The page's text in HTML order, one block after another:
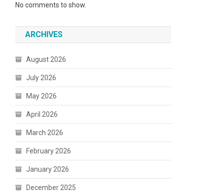
No comments to show.
ARCHIVES
August 2026
July 2026
May 2026
April 2026
March 2026
February 2026
January 2026
December 2025